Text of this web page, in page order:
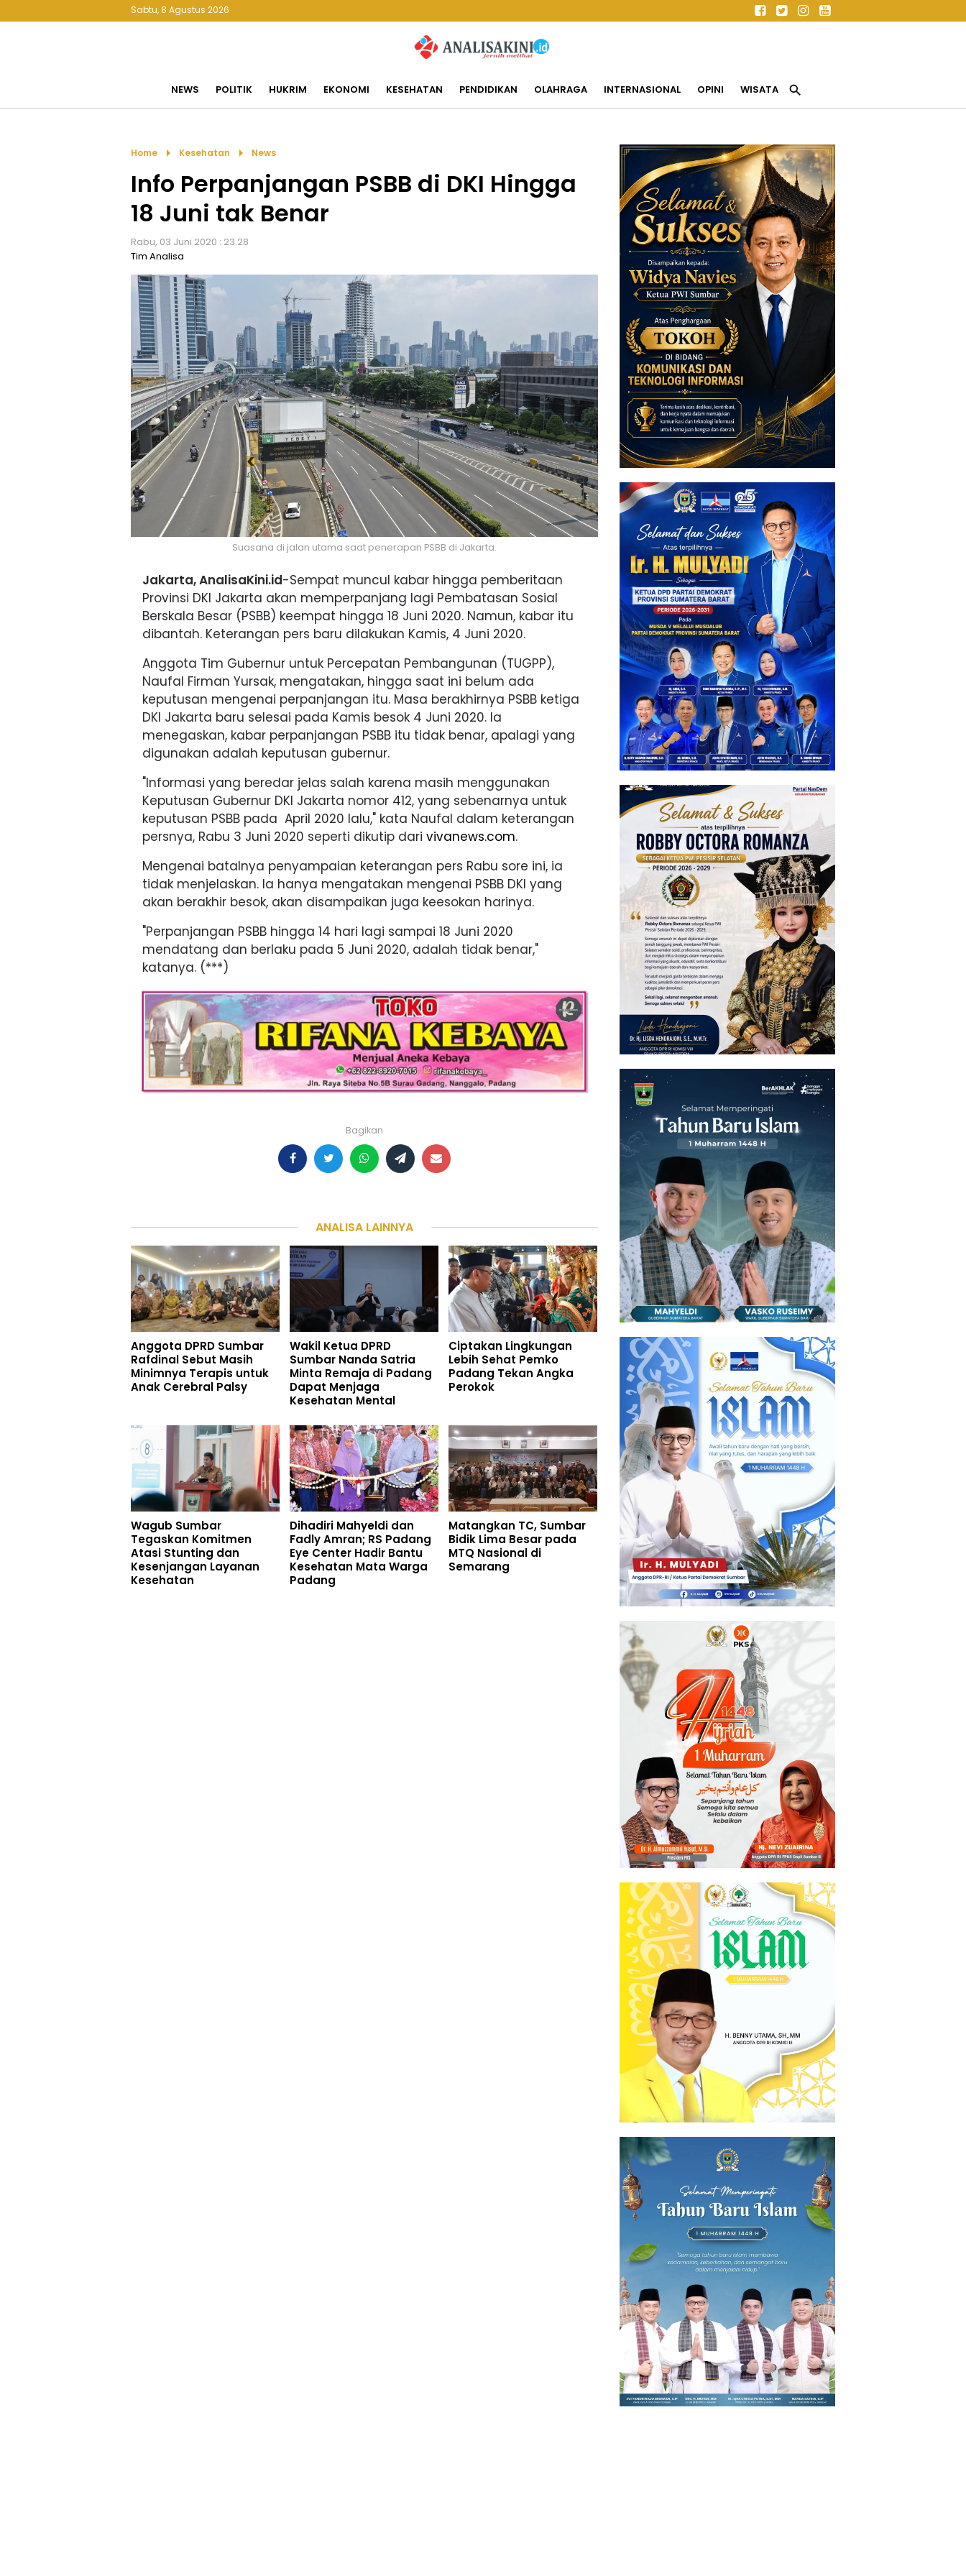
Sabtu, 8 Agustus 2026
NEWS POLITIK HUKRIM EKONOMI KESEHATAN PENDIDIKAN OLAHRAGA INTERNASIONAL OPINI WISATA search
Home arrow_right Kesehatan arrow_right News
Info Perpanjangan PSBB di DKI Hingga
18 Juni tak Benar
Rabu, 03 Juni 2020 : 23.28
Tim Analisa
Suasana di jalan utama saat penerapan PSBB di Jakarta.
Jakarta, AnalisaKini.id-Sempat muncul kabar hingga pemberitaan
Provinsi DKI Jakarta akan memperpanjang lagi Pembatasan Sosial
Berskala Besar (PSBB) keempat hingga 18 Juni 2020. Namun, kabar itu
dibantah. Keterangan pers baru dilakukan Kamis, 4 Juni 2020.
Anggota Tim Gubernur untuk Percepatan Pembangunan (TUGPP),
Naufal Firman Yursak, mengatakan, hingga saat ini belum ada
keputusan mengenai perpanjangan itu. Masa berakhirnya PSBB ketiga
DKI Jakarta baru selesai pada Kamis besok 4 Juni 2020. Ia
menegaskan, kabar perpanjangan PSBB itu tidak benar, apalagi yang
digunakan adalah keputusan gubernur.
"Informasi yang beredar jelas salah karena masih menggunakan
Keputusan Gubernur DKI Jakarta nomor 412, yang sebenarnya untuk
keputusan PSBB pada April 2020 lalu," kata Naufal dalam keterangan
persnya, Rabu 3 Juni 2020 seperti dikutip dari vivanews.com.
Mengenai batalnya penyampaian keterangan pers Rabu sore ini, ia
tidak menjelaskan. Ia hanya mengatakan mengenai PSBB DKI yang
akan berakhir besok, akan disampaikan juga keesokan harinya.
"Perpanjangan PSBB hingga 14 hari lagi sampai 18 Juni 2020
mendatang dan berlaku pada 5 Juni 2020, adalah tidak benar,"
katanya. (***)
Bagikan
ANALISA LAINNYA
Anggota DPRD Sumbar
Rafdinal Sebut Masih
Minimnya Terapis untuk
Anak Cerebral Palsy
Wakil Ketua DPRD
Sumbar Nanda Satria
Minta Remaja di Padang
Dapat Menjaga
Kesehatan Mental
Ciptakan Lingkungan
Lebih Sehat Pemko
Padang Tekan Angka
Perokok
Wagub Sumbar
Tegaskan Komitmen
Atasi Stunting dan
Kesenjangan Layanan
Kesehatan
Dihadiri Mahyeldi dan
Fadly Amran; RS Padang
Eye Center Hadir Bantu
Kesehatan Mata Warga
Padang
Matangkan TC, Sumbar
Bidik Lima Besar pada
MTQ Nasional di
Semarang